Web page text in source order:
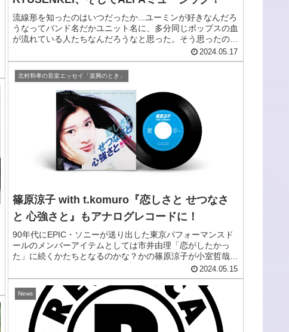
流線形を知ったのはいつだったか...ユーミンが好きなんだろ
うなってバンド名だかユニット名に、多分同じポップスの血
が流れている人たちなんだろうなと思った。そう思ったのは
僕だけではないはずで、2003年のアルバムで『CITY
MUSIC』ってタ...
2024.05.17
北村和孝の音楽エッセイ「楽興のとき」
篠原涼子 with t.komuro『恋しさと せつなさ
と 心強さと』もアナログレコードに！
90年代にEPIC・ソニーが送り出した東京パフォーマンスド
ールのメンバーアイテムとしては市井由理「恋がしたかっ
た」に続くかたちとなるのかな？かの篠原涼子が小室哲哉と
のタッグで1994年、シーンを席巻した大ヒットシングル、
言わずと知れた『恋し...
2024.05.15
News